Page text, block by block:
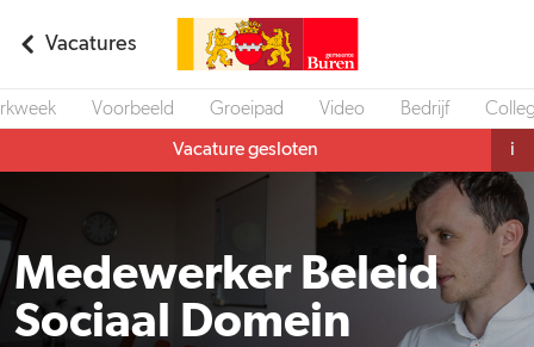
Vacatures
Voorbeeld Groeipad Video Bedrijf
Vacature gesloten i
Medewerker Beleid
Sociaal Domein